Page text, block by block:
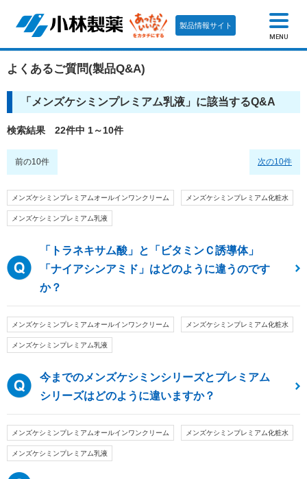
製品情報サイト
MENU
よくあるご質問(製品Q&A)
「 メンズケシミンプレミアム乳液 」に該当するQ&A
検索結果 22件中 1～10件
前の10件 次の10件
メンズケシミンプレミアムオールインワンクリーム メンズケシミンプレミアム化粧水
メンズケシミンプレミアム乳液
「トラネキサム酸」と「ビタミンＣ誘導体」
「ナイアシンアミド」はどのように違うのです
か？
メンズケシミンプレミアムオールインワンクリーム メンズケシミンプレミアム化粧水
メンズケシミンプレミアム乳液
今までのメンズケシミンシリーズとプレミアム
シリーズはどのように違いますか？
メンズケシミンプレミアムオールインワンクリーム メンズケシミンプレミアム化粧水
メンズケシミンプレミアム乳液